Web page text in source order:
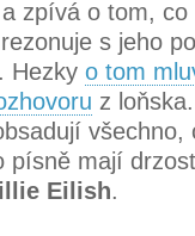
zpívá o tom,
s jeho
Hezky o tom
z
všechno,
písně mají
Eilish.